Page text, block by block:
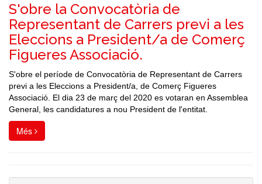
S'obre la Convocatòria de
Representant de Carrers previ a les
Eleccions a President/a de Comerç
Figueres Associació.
S'obre el període de Convocatòria de Representant de Carrers
previ a les Eleccions a President/a, de Comerç Figueres
Associació. El dia 23 de març del 2020 es votaran en Assemblea
General, les candidatures a nou President de l'entitat.
Més